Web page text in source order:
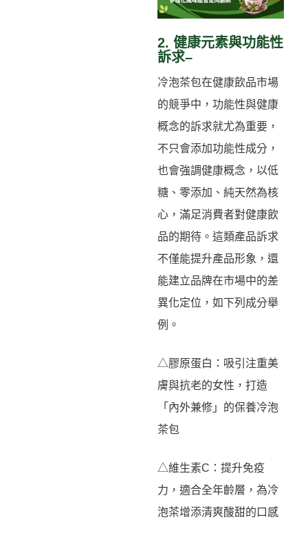
2. 健康元素與功能性
訴求–
冷泡茶包在健康飲品市場
的競爭中，功能性與健康
概念的訴求就尤為重要，
不只會添加功能性成分，
也會強調健康概念，以低
糖、零添加、純天然為核
心，滿足消費者對健康飲
品的期待。這類產品訴求
不僅能提升產品形象，還
能建立品牌在市場中的差
異化定位，如下列成分舉
例。
△膠原蛋白：吸引注重美
膚與抗老的女性，打造
「內外兼修」的保養冷泡
茶包
△維生素C：提升免疫
力，適合全年齡層，為冷
泡茶增添清爽酸甜的口感